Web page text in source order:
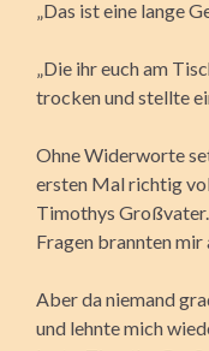
„Das ist eine lange
„Die ihr euch am
trocken und stellte
Ohne Widerworte
ersten Mal richtig
Timothys
Fragen brannten mir
Aber da niemand
und lehnte mich